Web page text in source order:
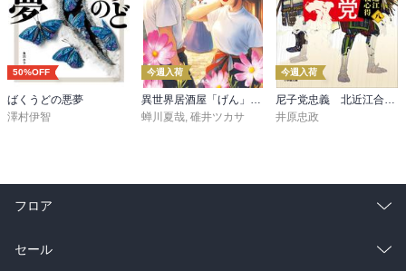
50%OFF
ばくうどの悪夢
澤村伊智
今週入荷
異世界居酒屋「げん」三杯目
蝉川夏哉, 碓井ツカサ
今週入荷
尼子党忠義 北近江合戦心得〈八〉
井原忠政
フロア
総合
セール